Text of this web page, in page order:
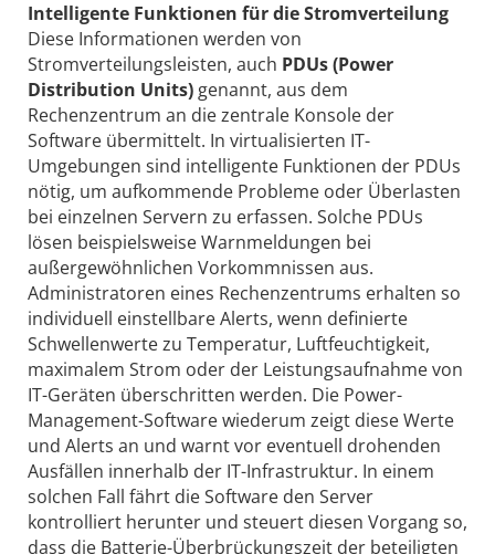
Intelligente Funktionen für die Stromverteilung
Diese Informationen werden von
Stromverteilungsleisten, auch PDUs (Power
Distribution Units) genannt, aus dem
Rechenzentrum an die zentrale Konsole der
Software übermittelt. In virtualisierten IT-
Umgebungen sind intelligente Funktionen der PDUs
nötig, um aufkommende Probleme oder Überlasten
bei einzelnen Servern zu erfassen. Solche PDUs
lösen beispielsweise Warnmeldungen bei
außergewöhnlichen Vorkommnissen aus.
Administratoren eines Rechenzentrums erhalten so
individuell einstellbare Alerts, wenn definierte
Schwellenwerte zu Temperatur, Luftfeuchtigkeit,
maximalem Strom oder der Leistungsaufnahme von
IT-Geräten überschritten werden. Die ­Power-
Management-Software wiederum zeigt diese Werte
und Alerts an und warnt vor eventuell drohenden
Ausfällen innerhalb der IT-Infrastruktur. In einem
solchen Fall fährt die Software den Server
kontrolliert herunter und steuert diesen Vorgang so,
dass die Batterie-Überbrückungszeit der beteiligten